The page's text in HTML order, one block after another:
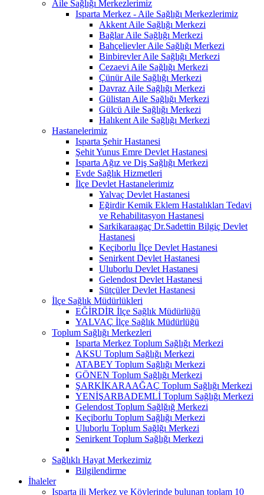
Aile Sağlığı Merkezlerimiz
Isparta Merkez - Aile Sağlığı Merkezlerimiz
Akkent Aile Sağlığı Merkezi
Bağlar Aile Sağlığı Merkezi
Bahçelievler Aile Sağlığı Merkezi
Binbirevler Aile Sağlığı Merkezi
Cezaevi Aile Sağlığı Merkezi
Çünür Aile Sağlığı Merkezi
Davraz Aile Sağlığı Merkezi
Gülistan Aile Sağlığı Merkezi
Gülcü Aile Sağlığı Merkezi
Halıkent Aile Sağlığı Merkezi
Hastanelerimiz
Isparta Şehir Hastanesi
Şehit Yunus Emre Devlet Hastanesi
Isparta Ağız ve Diş Sağlığı Merkezi
Evde Sağlık Hizmetleri
İlçe Devlet Hastanelerimiz
Yalvaç Devlet Hastanesi
Eğirdir Kemik Eklem Hastalıkları Tedavi
ve Rehabilitasyon Hastanesi
Sarkikaraagaç Dr.Sadettin Bilgiç Devlet
Hastanesi
Keçiborlu İlçe Devlet Hastanesi
Senirkent Devlet Hastanesi
Uluborlu Devlet Hastanesi
Gelendost Devlet Hastanesi
Sütçüler Devlet Hastanesi
İlçe Sağlık Müdürlükleri
EĞİRDİR İlçe Sağlık Müdürlüğü
YALVAÇ İlçe Sağlık Müdürlüğü
Toplum Sağlığı Merkezleri
Isparta Merkez Toplum Sağlığı Merkezi
AKSU Toplum Sağlığı Merkezi
ATABEY Toplum Sağlığı Merkezi
GÖNEN Toplum Sağlığı Merkezi
ŞARKİKARAAĞAÇ Toplum Sağlığı Merkezi
YENİŞARBADEMLİ Toplum Sağlığı Merkezi
Gelendost Toplum Sağlğığ Merkezi
Keçiborlu Toplum Sağlığı Merkezi
Uluborlu Toplum Sağlğı Merkezi
Senirkent Toplum Sağlığı Merkezi
Sağlıklı Hayat Merkezimiz
Bilgilendirme
İhaleler
Isparta ili Merkez ve Köylerinde bulunan toplam 10